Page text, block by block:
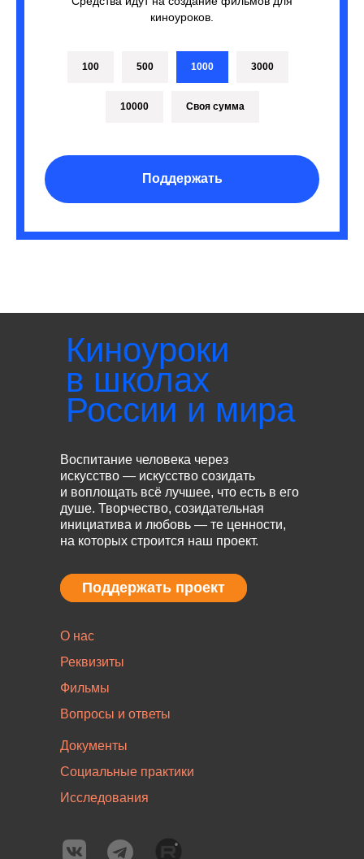
киноуроков.
100 500 1000 3000
10000 Своя сумма
Поддержать
Киноуроки
в школах
России и мира
Воспитание человека через
искусство — искусство созидать
и воплощать всё лучшее, что есть в его
душе. Творчество, созидательная
инициатива и любовь — те ценности,
на которых строится наш проект.
Документы
Социальные практики
Исследования
О нас
Реквизиты
Фильмы
Вопросы и ответы
Поддержать проект
Поддержать проект